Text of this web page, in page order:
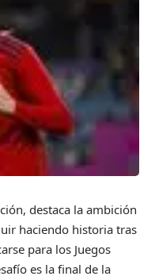
destaca la ambición
haciendo historia tras
para los Juegos
es la final de la